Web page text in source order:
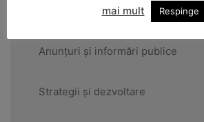
Urbanism și amenajarea teritoriului
Anunțuri și informări publice
Strategii și dezvoltare
mai mult
Respinge